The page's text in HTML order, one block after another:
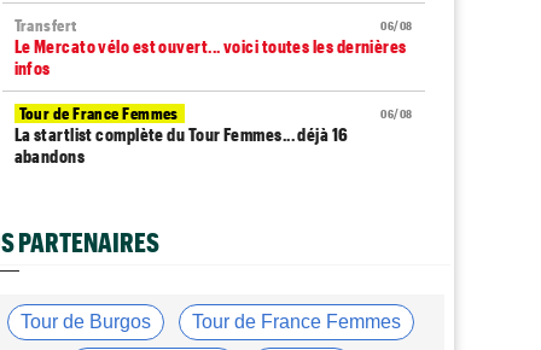
06/08
Transfert
Le Mercato vélo est ouvert... voici toutes les dernières
infos
06/08
Tour de France Femmes
La startlist complète du Tour Femmes... déjà 16
abandons
profil…
La surprise Francisco Campos remporte la 1ère étape
PARTENAIRES
Tour de Burgos Tour de France Femmes